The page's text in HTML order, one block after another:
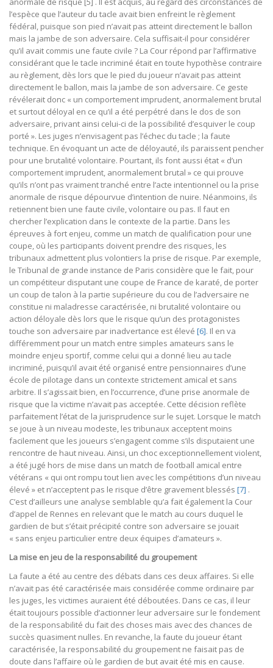
l’espèce que l’auteur du tacle avait bien enfreint le règlement
fédéral, puisque son pied n’avait pas atteint directement le ballon
mais la jambe de son adversaire. Cela suffisait-il pour considérer
qu’il avait commis une faute civile ? La Cour répond par l’affirmative
considérant que le tacle incriminé était en toute hypothèse contraire
au règlement, dès lors que le pied du joueur n’avait pas atteint
directement le ballon, mais la jambe de son adversaire. Ce geste
révélerait donc « un comportement imprudent, anormalement brutal
et surtout déloyal en ce qu’il a été perpétré dans le dos de son
adversaire, privant ainsi celui-ci de la possibilité d’esquiver le coup
porté ». Les juges n’envisagent pas l’échec du tacle ; la faute
technique. En évoquant un acte de déloyauté, ils paraissent pencher
pour une brutalité volontaire. Pourtant, ils font aussi état « d’un
comportement imprudent, anormalement brutal » ce qui prouve
qu’ils n’ont pas vraiment tranché entre l’acte intentionnel ou la prise
anormale de risque dépourvue d’intention de nuire. Néanmoins, ils
retiennent bien une faute civile, volontaire ou pas. Il faut en
chercher l’explication dans le contexte de la partie. Dans les
épreuves à fort enjeu, comme un match de qualification pour une
coupe, où les participants doivent prendre des risques, les
tribunaux admettent plus volontiers la prise de risque. Par exemple,
le Tribunal de grande instance de Paris considère que le fait, pour
un compétiteur disputant une coupe de France de karaté, de porter
un coup de talon à la partie supérieure du cou de l’adversaire ne
constitue ni maladresse caractérisée, ni brutalité volontaire ou
action déloyale dès lors que le risque qu’un des protagonistes
touche son adversaire par inadvertance est élevé [6]. Il en va
différemment pour un match entre simples amateurs sans le
moindre enjeu sportif, comme celui qui a donné lieu au tacle
incriminé, puisqu’il avait été organisé entre pensionnaires d’une
école de pilotage dans un contexte strictement amical et sans
arbitre. Il s’agissait bien, en l’occurrence, d’une prise anormale de
risque que la victime n’avait pas acceptée. Cette décision reflète
parfaitement l’état de la jurisprudence sur le sujet. Lorsque le match
se joue à un niveau modeste, les tribunaux acceptent moins
facilement que les joueurs s’engagent comme s’ils disputaient une
rencontre de haut niveau. Ainsi, un choc exceptionnellement violent,
a été jugé hors de mise dans un match de football amical entre
vétérans « qui ont rompu tout lien avec les compétitions d’un niveau
élevé » et n’acceptent pas le risque d’être gravement blessés [7] .
C’est d’ailleurs une analyse semblable qu’a fait également la Cour
d’appel de Rennes en relevant que le match au cours duquel le
gardien de but s’était précipité contre son adversaire se jouait
« sans enjeu particulier entre deux équipes d’amateurs ».
La mise en jeu de la responsabilité du groupement
La faute a été au centre des débats dans ces deux affaires. Si elle
n’avait pas été caractérisée mais considérée comme ordinaire par
les juges, les victimes auraient été déboutées. Dans ce cas, il leur
était toujours possible d’actionner leur adversaire sur le fondement
de la responsabilité du fait des choses mais avec des chances de
succès quasiment nulles. En revanche, la faute du joueur étant
caractérisée, la responsabilité du groupement ne faisait pas de
doute dans l’affaire où le gardien de but avait été mis en cause.